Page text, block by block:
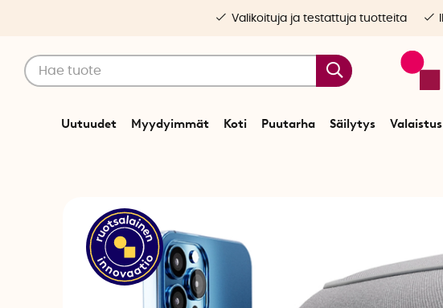
Uutuudet Myydyimmät Koti Puutarha Säilytys Valaistus
Valikoituja ja testattuja tuotteita